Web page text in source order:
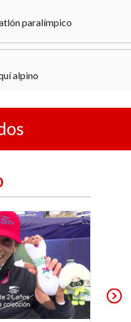
paralímpico
alpino
paralímpica
en silla de ruedas
de mesa paralímpico
paralímpico